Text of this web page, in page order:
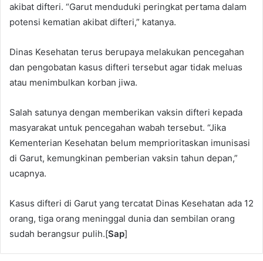
akibat difteri. “Garut menduduki peringkat pertama dalam
potensi kematian akibat difteri,” katanya.
Dinas Kesehatan terus berupaya melakukan pencegahan
dan pengobatan kasus difteri tersebut agar tidak meluas
atau menimbulkan korban jiwa.
Salah satunya dengan memberikan vaksin difteri kepada
masyarakat untuk pencegahan wabah tersebut. “Jika
Kementerian Kesehatan belum memprioritaskan imunisasi
di Garut, kemungkinan pemberian vaksin tahun depan,”
ucapnya.
Kasus difteri di Garut yang tercatat Dinas Kesehatan ada 12
orang, tiga orang meninggal dunia dan sembilan orang
sudah berangsur pulih.[Sap]